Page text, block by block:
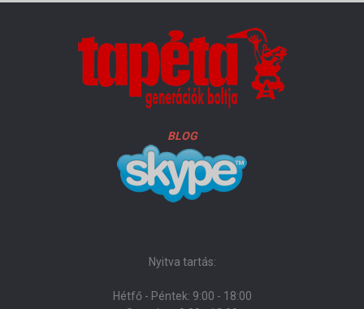
BLOG
Nyitva tartás:
Hétfő - Péntek: 9:00 - 18:00